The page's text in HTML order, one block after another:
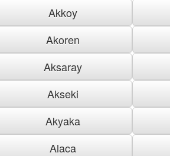
Akkoy
Akoren
Aksaray
Akseki
Akyaka
Alaca